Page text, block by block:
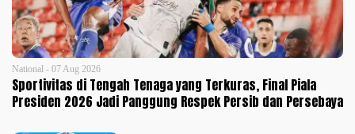
National - 07 Aug 2026
Sportivitas di Tengah Tenaga yang Terkuras, Final Piala
Presiden 2026 Jadi Panggung Respek Persib dan Persebaya